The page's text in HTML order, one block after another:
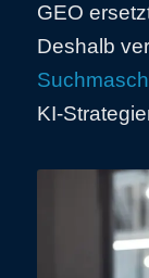
GEO
Deshalb
KI-